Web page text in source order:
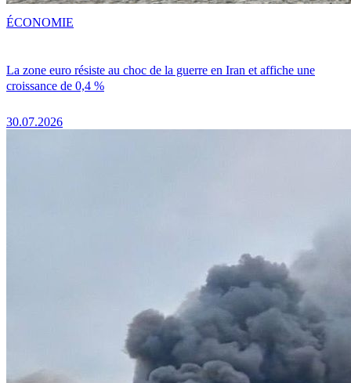
La zone euro résiste au choc de la guerre en Iran et affiche une
croissance de 0,4 %
30.07.2026
ÉCONOMIE